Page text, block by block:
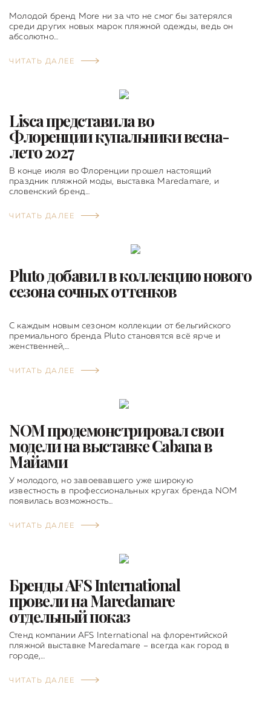
Молодой бренд More ни за что не смог бы затерялся
среди других новых марок пляжной одежды, ведь он
абсолютно…
ЧИТАТЬ ДАЛЕЕ
Lisca представила во
Флоренции купальники весна-
лето 2027
В конце июля во Флоренции прошел настоящий
праздник пляжной моды, выставка Maredamare, и
словенский бренд…
ЧИТАТЬ ДАЛЕЕ
Pluto добавил в коллекцию нового
сезона сочных оттенков
С каждым новым сезоном коллекции от бельгийского
премиального бренда Pluto становятся всё ярче и
женственней,…
ЧИТАТЬ ДАЛЕЕ
NOM продемонстрировал свои
модели на выставке Cabana в
Майами
У молодого, но завоевавшего уже широкую
известность в профессиональных кругах бренда NOM
появилась возможность…
ЧИТАТЬ ДАЛЕЕ
Бренды AFS International
провели на Maredamare
отдельный показ
Стенд компании AFS International на флорентийской
пляжной выставке Maredamare – всегда как город в
городе,…
ЧИТАТЬ ДАЛЕЕ